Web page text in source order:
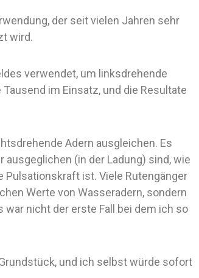
der seit vielen Jahren sehr
wird.
verwendet, um linksdrehende
im Einsatz, und die Resultate
Adern ausgleichen. Es
ausgeglichen (in der Ladung) sind, wie
ist. Viele Rutengänger
Werte von Wasseradern, sondern
nicht der erste Fall bei dem ich so
und ich selbst würde sofort